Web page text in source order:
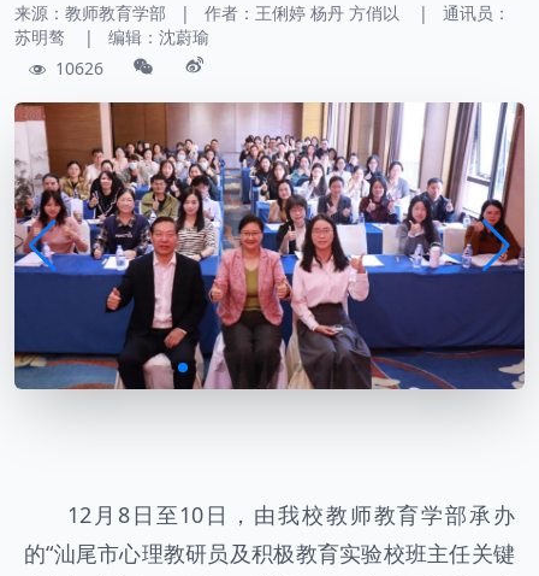
来源：教师教育学部 | 作者： 王俐婷 杨丹 方俏以 |
通讯员：
苏明骜
|
编辑：沈蔚瑜
10626
12月8日至10日，由我校教师教育学部承办
的“汕尾市心理教研员及积极教育实验校班主任关键